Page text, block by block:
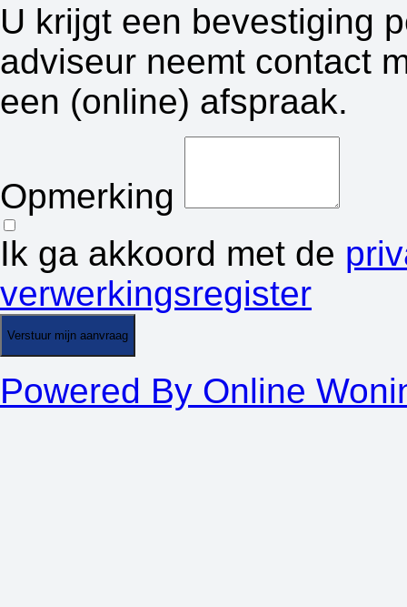
U krijgt een bevestiging
adviseur neemt contact
een (online) afspraak.
Opmerking
Ik ga akkoord met de
verwerkingsregister
Verstuur mijn aanvraag
Powered By Online